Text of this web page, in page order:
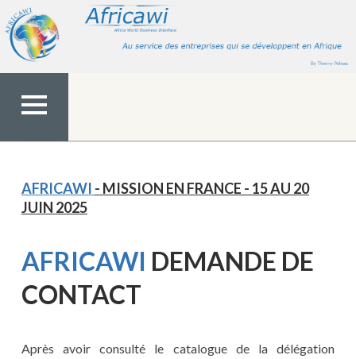
contenu
MENU
AFRICAWI - MISSION EN FRANCE - 15 AU 20
JUIN 2025
AFRICAWI DEMANDE DE
CONTACT
Après avoir consulté le catalogue de la délégation